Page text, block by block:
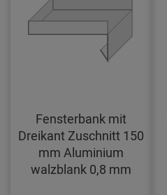
Fensterbank mit
Dreikant Zuschnitt 150
mm Aluminium
walzblank 0,8 mm